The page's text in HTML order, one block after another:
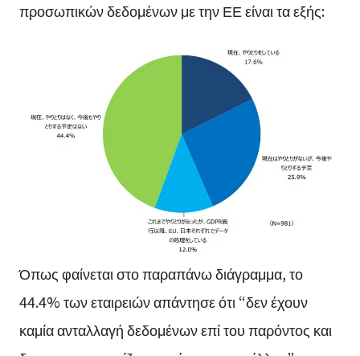
προσωπικών δεδομένων με την ΕΕ είναι τα εξής:
Όπως φαίνεται στο παραπάνω διάγραμμα, το
44.4% των εταιρειών απάντησε ότι “δεν έχουν
καμία ανταλλαγή δεδομένων επί του παρόντος και